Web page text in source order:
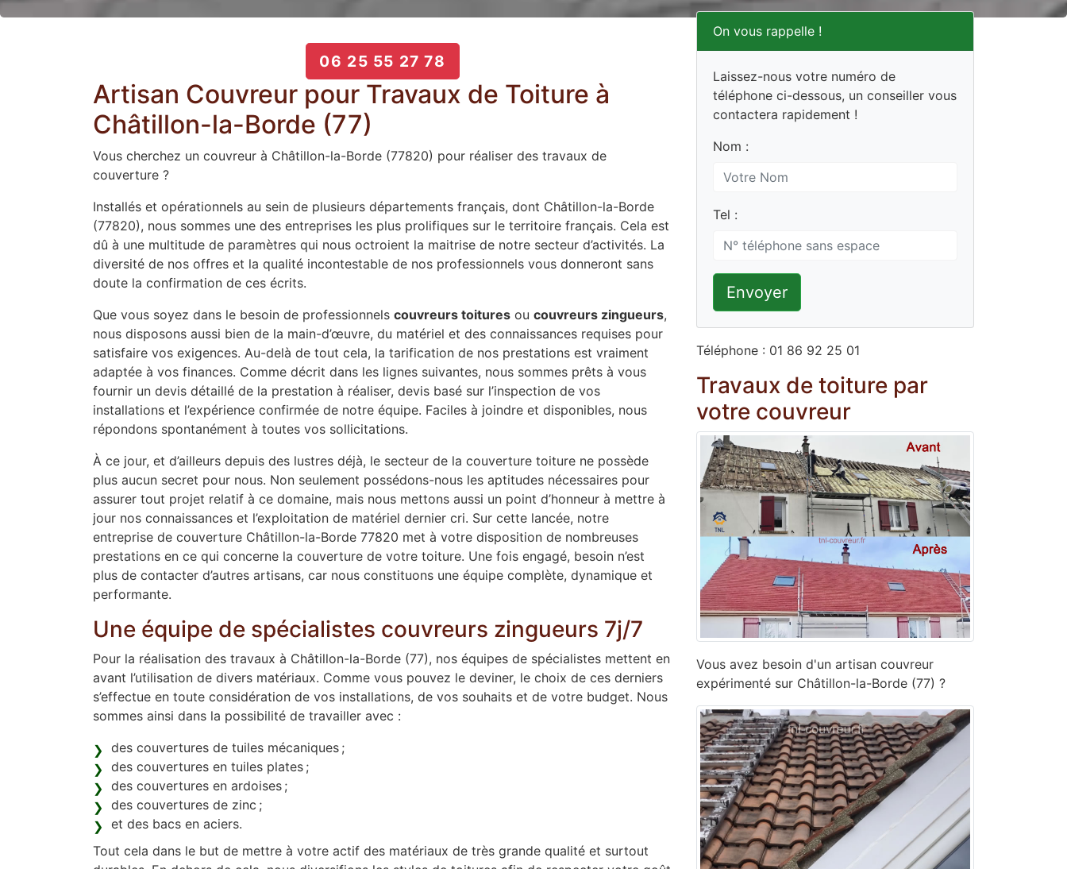
06 25 55 27 78
Artisan Couvreur pour Travaux de Toiture à
Châtillon-la-Borde (77)
Vous cherchez un couvreur à Châtillon-la-Borde (77820) pour réaliser des travaux de
couverture ?
Installés et opérationnels au sein de plusieurs départements français, dont Châtillon-la-Borde
(77820), nous sommes une des entreprises les plus prolifiques sur le territoire français. Cela est
dû à une multitude de paramètres qui nous octroient la maitrise de notre secteur d’activités. La
diversité de nos offres et la qualité incontestable de nos professionnels vous donneront sans
doute la confirmation de ces écrits.
Que vous soyez dans le besoin de professionnels couvreurs toitures ou couvreurs zingueurs,
nous disposons aussi bien de la main-d’œuvre, du matériel et des connaissances requises pour
satisfaire vos exigences. Au-delà de tout cela, la tarification de nos prestations est vraiment
adaptée à vos finances. Comme décrit dans les lignes suivantes, nous sommes prêts à vous
fournir un devis détaillé de la prestation à réaliser, devis basé sur l’inspection de vos
installations et l’expérience confirmée de notre équipe. Faciles à joindre et disponibles, nous
répondons spontanément à toutes vos sollicitations.
À ce jour, et d’ailleurs depuis des lustres déjà, le secteur de la couverture toiture ne possède
plus aucun secret pour nous. Non seulement possédons-nous les aptitudes nécessaires pour
assurer tout projet relatif à ce domaine, mais nous mettons aussi un point d’honneur à mettre à
jour nos connaissances et l’exploitation de matériel dernier cri. Sur cette lancée, notre
entreprise de couverture Châtillon-la-Borde 77820 met à votre disposition de nombreuses
prestations en ce qui concerne la couverture de votre toiture. Une fois engagé, besoin n’est
plus de contacter d’autres artisans, car nous constituons une équipe complète, dynamique et
performante.
Une équipe de spécialistes couvreurs zingueurs 7j/7
Pour la réalisation des travaux à Châtillon-la-Borde (77), nos équipes de spécialistes mettent en
avant l’utilisation de divers matériaux. Comme vous pouvez le deviner, le choix de ces derniers
s’effectue en toute considération de vos installations, de vos souhaits et de votre budget. Nous
sommes ainsi dans la possibilité de travailler avec :
des couvertures de tuiles mécaniques ;
des couvertures en tuiles plates ;
des couvertures en ardoises ;
des couvertures de zinc ;
et des bacs en aciers.
Tout cela dans le but de mettre à votre actif des matériaux de très grande qualité et surtout
On vous rappelle !
Laissez-nous votre numéro de
téléphone ci-dessous, un conseiller vous
contactera rapidement !
Nom :
Tel :
Envoyer
Téléphone : 01 86 92 25 01
Travaux de toiture par
votre couvreur
Vous avez besoin d'un artisan couvreur
expérimenté sur Châtillon-la-Borde (77) ?